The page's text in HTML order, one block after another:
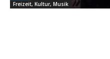
Freizeit, Kultur, Musik